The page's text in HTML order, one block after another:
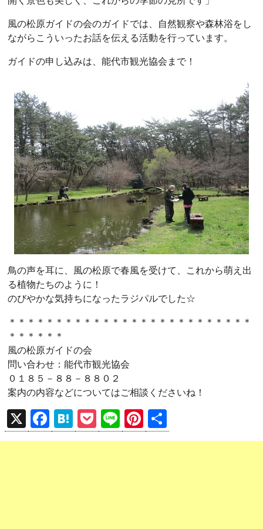
風の松原ガイドの会のガイドでは、自然観察や森林浴をし
ながらこういったお話を伝える活動を行っています。
ガイドの申し込みは、能代市観光協会まで！
鳥の声を耳に、風の松原で春風を受けて、これから萌え出
る植物たちのように！
のびやかな気持ちになったラジパルでした☆
＊＊＊＊＊＊＊＊＊＊＊＊＊＊＊＊＊＊＊＊＊＊＊＊＊＊
＊＊＊＊＊＊
風の松原ガイドの会
問い合わせ：能代市観光協会
０１８５－８８－８８０２
案内の内容などについてはご相談くださいね！
X
F
a
H
at
P
o
Li
n
Pi
nt 有